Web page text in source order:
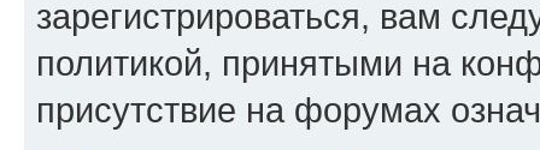
зарегистрироваться, вам
политикой, принятыми на
присутствие на форумах